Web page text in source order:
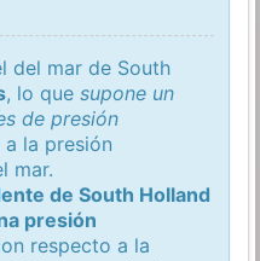
del mar de South
, lo quesupone un
de presión
la presión
mar.
de South Holland
presión
respecto a la